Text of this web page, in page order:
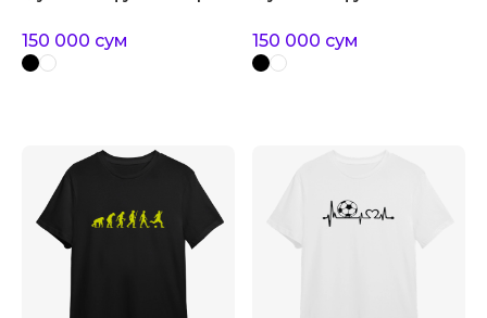
150 000 сум 150 000 сум